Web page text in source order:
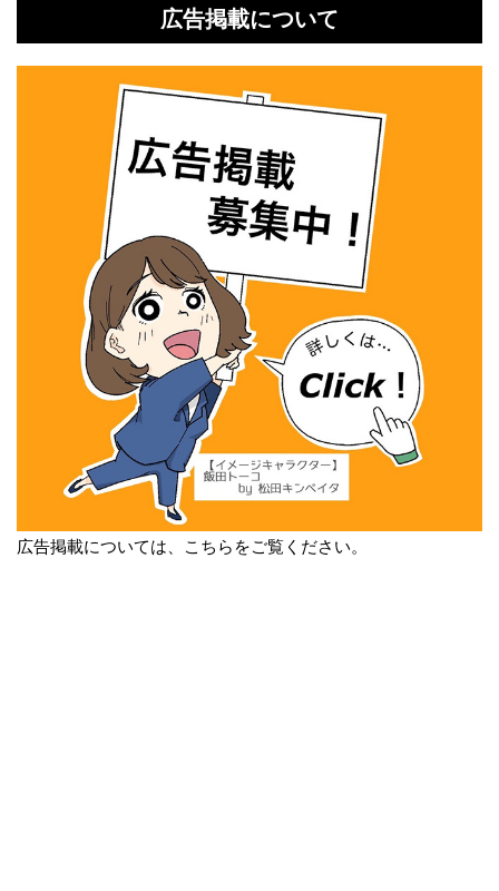
広告掲載について
広告掲載については、こちらをご覧ください。